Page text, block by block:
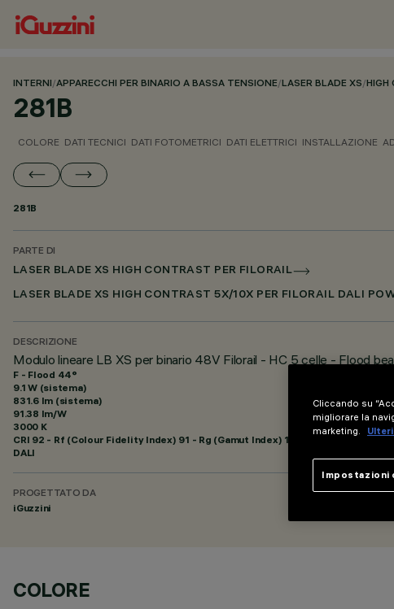
INTERNI/APPARECCHI PER BINARIO A BASSA TENSIONE/LASER BLADE XS/HIGH
281B
COLORE DATI TECNICI DATI FOTOMETRICI DATI ELETTRICI INSTALLAZIONE
281B
PARTE DI
LASER BLADE XS HIGH CONTRAST PER FILORAIL
LASER BLADE XS HIGH CONTRAST 5X/10X PER FILORAIL DALI
DESCRIZIONE
Modulo lineare LB XS per binario 48V Filorail - HC 5 celle - Flood
F - Flood 44°
9.1 W (sistema)
831.6 lm (sistema)
91.38 lm/W
3000 K
CRI 92 - Rf (Colour Fidelity Index) 91 - Rg (Gamut Index) 102
DALI
PROGETTATO DA
iGuzzini
COLORE
Cliccando su
migliorare la
marketing.
Impostazioni